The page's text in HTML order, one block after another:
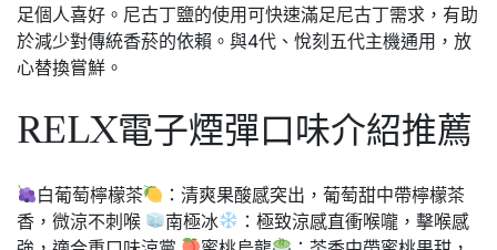
足個人喜好。尼古丁鹽的使用可快速滿足尼古丁需求，有助
於減少對傳統香菸的依賴。與4代、悅刻五代主機通用，放
心替換嘗鮮。
RELX電子煙彈口味介紹推薦
白葡萄檸檬茶
：清爽果酸感突出，葡萄甜中帶檸檬茶
香，微涼不刺喉
南極冰
：極致涼感直衝喉嚨，擊喉感